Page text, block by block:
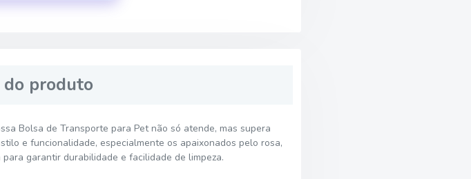
do produto
Bolsa de Transporte para Pet não só atende, mas supera
e funcionalidade, especialmente os apaixonados pelo rosa,
garantir durabilidade e facilidade de limpeza.